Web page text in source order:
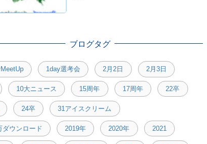
ブログタグ
1day選考会 2月2日 2月3日
10大ニュース 15周年 17周年 22卒
24卒 31アイスクリーム
ダウンロード 2019年 2020年 2021